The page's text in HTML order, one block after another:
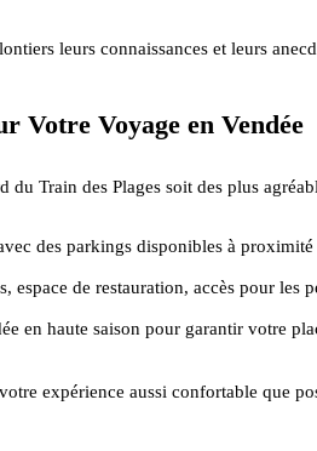
leurs connaissances et leurs
Votre Voyage en Vendée
du Train des Plages soit des plus
des parkings disponibles à
espace de restauration, accès pour les
en haute saison pour garantir votre
expérience aussi confortable que